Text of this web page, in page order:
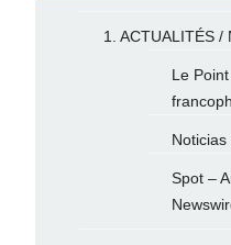
1. ACTUALITÉS /
Le
Spot –